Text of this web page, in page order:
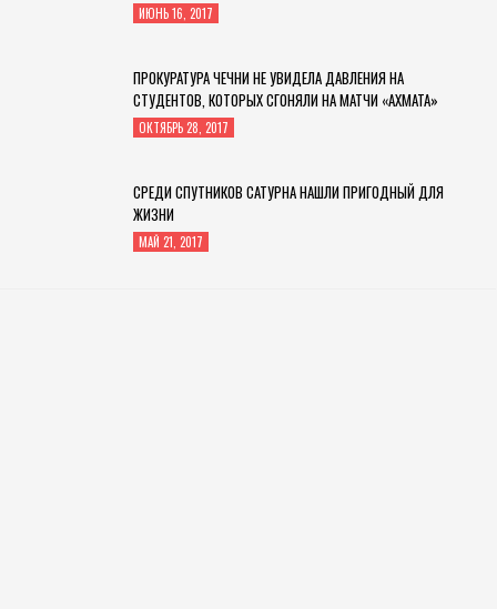
ИЮНЬ 16, 2017
ПРОКУРАТУРА ЧЕЧНИ НЕ УВИДЕЛА ДАВЛЕНИЯ НА
СТУДЕНТОВ, КОТОРЫХ СГОНЯЛИ НА МАТЧИ «АХМАТА»
ОКТЯБРЬ 28, 2017
СРЕДИ СПУТНИКОВ САТУРНА НАШЛИ ПРИГОДНЫЙ ДЛЯ
ЖИЗНИ
МАЙ 21, 2017